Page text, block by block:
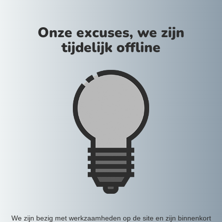
Onze excuses, we zijn
tijdelijk offline
We zijn bezig met werkzaamheden op de site en zijn binnenkort